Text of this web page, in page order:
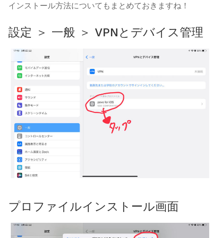
インストール方法についてもまとめておきますね！
設定 ＞ 一般 ＞ VPNとデバイス管理
プロファイルインストール画面